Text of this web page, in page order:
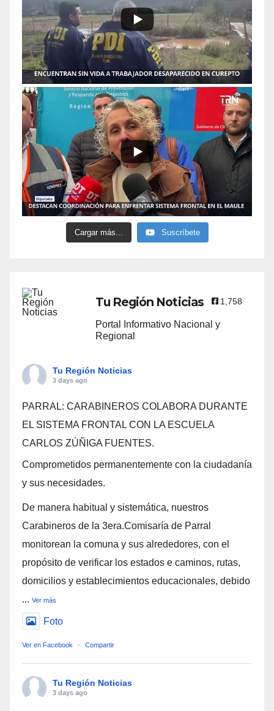
Cargar más... Suscríbete
Tu Región Noticias 1,758
Portal Informativo Nacional y
Regional
Tu Región Noticias
3 days ago
PARRAL: CARABINEROS COLABORA DURANTE
EL SISTEMA FRONTAL CON LA ESCUELA
CARLOS ZÚÑIGA FUENTES.
Comprometidos permanentemente con la ciudadanía
y sus necesidades.
De manera habitual y sistemática, nuestros
Carabineros de la 3era.Comisaría de Parral
monitorean la comuna y sus alrededores, con el
propósito de verificar los estados e caminos, rutas,
domicilios y establecimientos educacionales, debido
... Ver más
Foto
Ver en Facebook · Compartir
Tu Región Noticias
3 days ago